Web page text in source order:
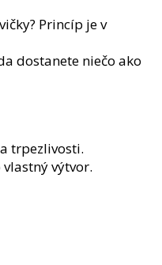
Princíp je v
dostanete niečo ako
trpezlivosti.
výtvor.